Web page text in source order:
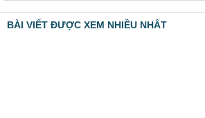
BÀI VIẾT ĐƯỢC XEM NHIỀU NHẤT